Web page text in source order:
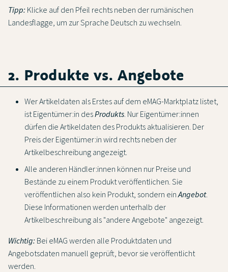
Tipp: Klicke auf den Pfeil rechts neben der rumänischen
Landesflagge, um zur Sprache Deutsch zu wechseln.
2. Produkte vs. Angebote
Wer Artikeldaten als Erstes auf dem eMAG-Marktplatz listet,
ist Eigentümer:in desProdukts. Nur Eigentümer:innen
dürfen die Artikeldaten des Produkts aktualisieren. Der
Preis der Eigentümer:in wird rechts neben der
Artikelbeschreibung angezeigt.
Alle anderen Händler:innen können nur Preise und
Bestände zu einem Produkt veröffentlichen. Sie
veröffentlichen also kein Produkt, sondern einAngebot.
Diese Informationen werden unterhalb der
Artikelbeschreibung als "andere Angebote" angezeigt.
Wichtig: Bei eMAG werden alle Produktdaten und
Angebotsdaten manuell geprüft, bevor sie veröffentlicht
werden.